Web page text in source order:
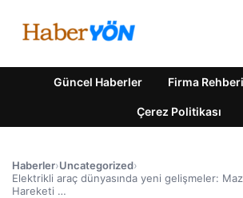
Güncel Haberler Firma Rehberi
Çerez Politikası
Haberler›Uncategorized›
Elektrikli araç dünyasında yeni gelişmeler:
Hareketi …